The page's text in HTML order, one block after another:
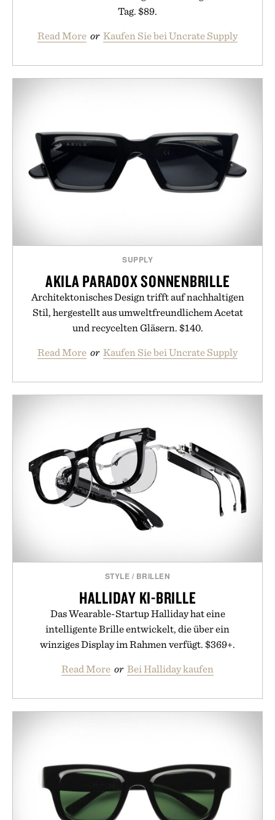
Tag. $89.
Read More or Kaufen Sie bei Uncrate Supply
SUPPLY
AKILA PARADOX SONNENBRILLE
Architektonisches Design trifft auf nachhaltigen
Stil, hergestellt aus umweltfreundlichem Acetat
und recycelten Gläsern. $140.
Read More or Kaufen Sie bei Uncrate Supply
STYLE / BRILLEN
HALLIDAY KI-BRILLE
Das Wearable-Startup Halliday hat eine
intelligente Brille entwickelt, die über ein
winziges Display im Rahmen verfügt. $369+.
Read More or Bei Halliday kaufen